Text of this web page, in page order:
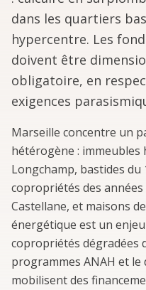
dans les quartiers
hypercentre. Les
doivent être
obligatoire, en
exigences
Marseille concentre un
hétérogène : immeubles
Longchamp, bastides du
copropriétés des années
Castellane, et maisons
énergétique est un
copropriétés dégradées
programmes ANAH et
mobilisent des